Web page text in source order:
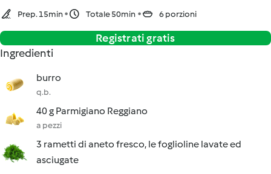
Prep. 15min Totale 50min 6 porzioni
Registrati gratis
Ingredienti
burro
q.b.
40 g Parmigiano Reggiano
a pezzi
3 rametti di aneto fresco, le foglioline lavate ed
asciugate